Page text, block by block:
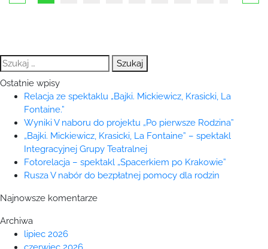
Szukaj:
Ostatnie wpisy
Relacja ze spektaklu „Bajki. Mickiewicz, Krasicki, La
Fontaine.”
Wyniki V naboru do projektu „Po pierwsze Rodzina”
„Bajki. Mickiewicz, Krasicki, La Fontaine” – spektakl
Integracyjnej Grupy Teatralnej
Fotorelacja – spektakl „Spacerkiem po Krakowie”
Rusza V nabór do bezpłatnej pomocy dla rodzin
Najnowsze komentarze
Archiwa
lipiec 2026